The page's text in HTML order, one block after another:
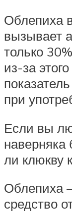
Облепиха
вызывает
только
из-за
при
Если вы
наверняка
ли клюкву
Облепиха
средство